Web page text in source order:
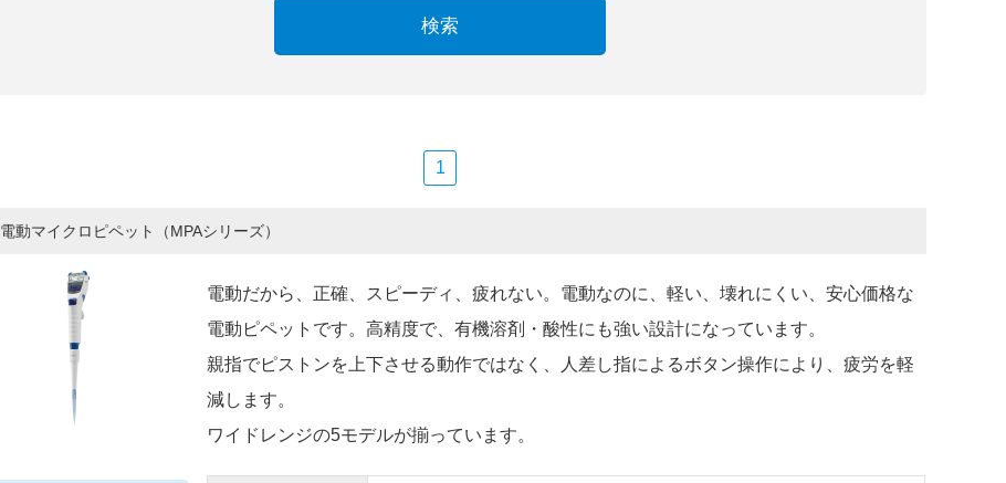
検索
1
電動マイクロピペット（MPAシリーズ）
電動だから、正確、スピーディ、疲れない。電動なのに、軽い、壊れにくい、安心価格な
電動ピペットです。高精度で、有機溶剤・酸性にも強い設計になっています。
親指でピストンを上下させる動作ではなく、人差し指によるボタン操作により、疲労を軽
減します。
ワイドレンジの5モデルが揃っています。